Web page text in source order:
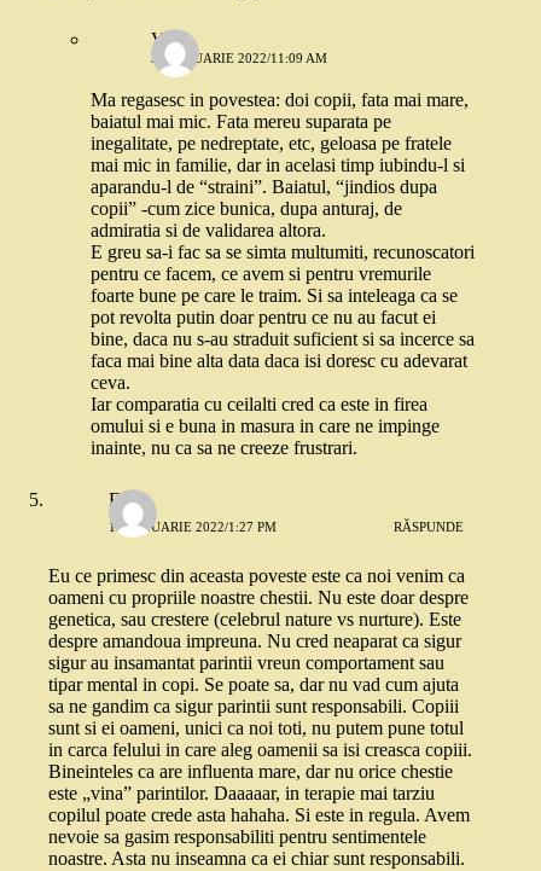
Vii
31 IANUARIE 2022/11:09 AM
Ma regasesc in povestea: doi copii, fata mai mare,
baiatul mai mic. Fata mereu suparata pe
inegalitate, pe nedreptate, etc, geloasa pe fratele
mai mic in familie, dar in acelasi timp iubindu-l si
aparandu-l de “straini”. Baiatul, “jindios dupa
copii” -cum zice bunica, dupa anturaj, de
admiratia si de validarea altora.
E greu sa-i fac sa se simta multumiti, recunoscatori
pentru ce facem, ce avem si pentru vremurile
foarte bune pe care le traim. Si sa inteleaga ca se
pot revolta putin doar pentru ce nu au facut ei
bine, daca nu s-au straduit suficient si sa incerce sa
faca mai bine alta data daca isi doresc cu adevarat
ceva.
Iar comparatia cu ceilalti cred ca este in firea
omului si e buna in masura in care ne impinge
inainte, nu ca sa ne creeze frustrari.
Eliza
13 IANUARIE 2022/1:27 PM RĂSPUNDE
Eu ce primesc din aceasta poveste este ca noi venim ca
oameni cu propriile noastre chestii. Nu este doar despre
genetica, sau crestere (celebrul nature vs nurture). Este
despre amandoua impreuna. Nu cred neaparat ca sigur
sigur au insamantat parintii vreun comportament sau
tipar mental in copi. Se poate sa, dar nu vad cum ajuta
sa ne gandim ca sigur parintii sunt responsabili. Copiii
sunt si ei oameni, unici ca noi toti, nu putem pune totul
in carca felului in care aleg oamenii sa isi creasca copiii.
Bineinteles ca are influenta mare, dar nu orice chestie
este „vina” parintilor. Daaaaar, in terapie mai tarziu
copilul poate crede asta hahaha. Si este in regula. Avem
nevoie sa gasim responsabiliti pentru sentimentele
noastre. Asta nu inseamna ca ei chiar sunt responsabili.